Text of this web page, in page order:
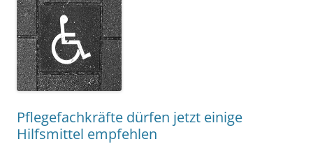
Pflegefachkräfte dürfen jetzt einige
Hilfsmittel empfehlen